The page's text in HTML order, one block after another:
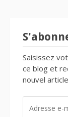
Saisissez
ce blog et
nouvel